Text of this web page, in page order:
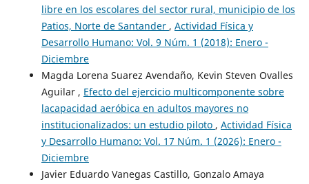
libre en los escolares del sector rural, municipio de los
Patios, Norte de Santander , Actividad Física y
Desarrollo Humano: Vol. 9 Núm. 1 (2018): Enero -
Diciembre
Magda Lorena Suarez Avendaño, Kevin Steven Ovalles
Aguilar , Efecto del ejercicio multicomponente sobre
lacapacidad aeróbica en adultos mayores no
institucionalizados: un estudio piloto , Actividad Física
y Desarrollo Humano: Vol. 17 Núm. 1 (2026): Enero -
Diciembre
Javier Eduardo Vanegas Castillo, Gonzalo Amaya